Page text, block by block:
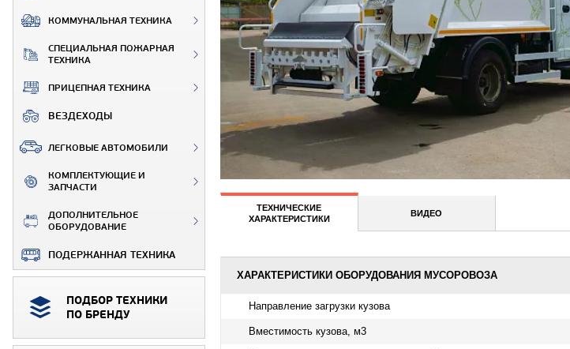
КОММУНАЛЬНАЯ ТЕХНИКА
СПЕЦИАЛЬНАЯ ПОЖАРНАЯ
ТЕХНИКА
ПРИЦЕПНАЯ ТЕХНИКА
ВЕЗДЕХОДЫ
ЛЕГКОВЫЕ АВТОМОБИЛИ
КОМПЛЕКТУЮЩИЕ И
ЗАПЧАСТИ
ДОПОЛНИТЕЛЬНОЕ
ОБОРУДОВАНИЕ
ПОДЕРЖАННАЯ ТЕХНИКА
ПОДБОР ТЕХНИКИ
ПО БРЕНДУ
ТЕХНИЧЕСКИЕ
ХАРАКТЕРИСТИКИ
ВИДЕО
ХАРАКТЕРИСТИКИ ОБОРУДОВАНИЯ МУСОРОВОЗА
Направление загрузки кузова
Вместимость кузова, м3